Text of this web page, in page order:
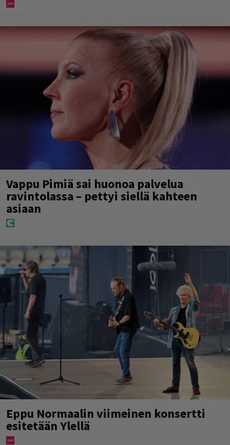
Vappu Pimiä sai huonoa palvelua
ravintolassa – pettyi siellä kahteen
asiaan
Eppu Normaalin viimeinen konsertti
esitetään Ylellä